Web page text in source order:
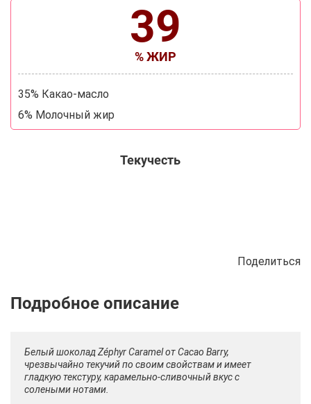
39
% ЖИР
35% Какао-масло
6% Молочный жир
Текучесть
Поделиться
Описание Отзывы Рецепты
Белый шоколад Zéphyr Caramel от Cacao Barry,
чрезвычайно текучий по своим свойствам и имеет
гладкую текстуру, карамельно-сливочный вкус с
солеными нотами.